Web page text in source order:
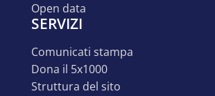
open data
SERVIZI
comunicati stampa
dona il 5x1000
struttura del sito